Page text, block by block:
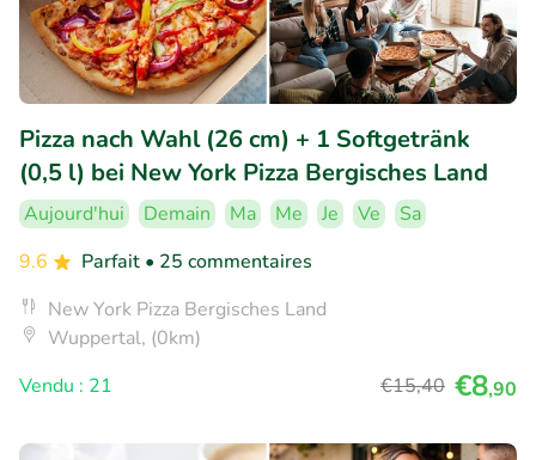
Pizza nach Wahl (26 cm) + 1 Softgetränk
(0,5 l) bei New York Pizza Bergisches Land
Aujourd'hui Demain Ma Me Je Ve
Sa
9.6
Parfait • 25 commentaires
New York Pizza Bergisches Land
Wuppertal, (0km)
Vendu : 21
€15,40 €8,90